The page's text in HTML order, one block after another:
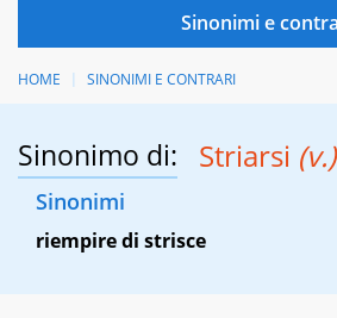
HOME SINONIMI E CONTRARI
Sinonimo di: Striarsi (v.)
Sinonimi
riempire di strisce